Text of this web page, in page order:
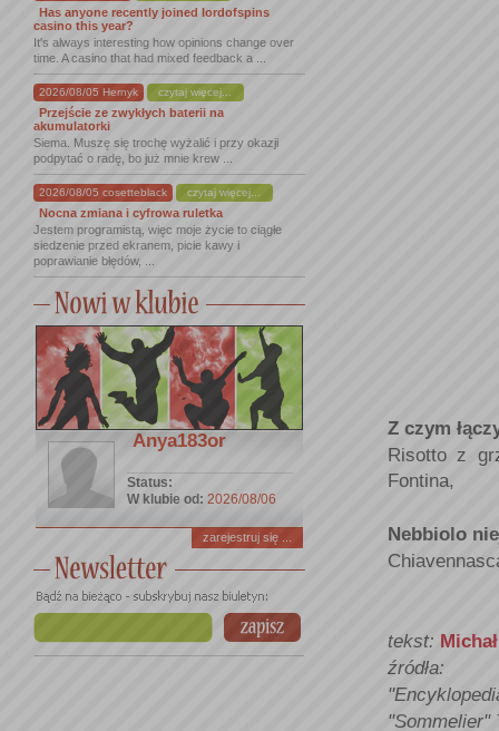
Has anyone recently joined lordofspins
casino this year?
It's always interesting how opinions change over
time. A casino that had mixed feedback a ...
2026/08/05 Hernyk czytaj więcej...
Przejście ze zwykłych baterii na
akumulatorki
Siema. Muszę się trochę wyżalić i przy okazji
podpytać o radę, bo już mnie krew ...
2026/08/05 cosetteblack czytaj więcej...
Nocna zmiana i cyfrowa ruletka
Jestem programistą, więc moje życie to ciągłe
siedzenie przed ekranem, picie kawy i
poprawianie błędów, ...
Anya183or
Status:
W klubie od: 2026/08/06
zarejestruj się ...
Z czym
Risotto z
Fontina,
Nebbiolo
tekst:
źródła:
"Sommelier"